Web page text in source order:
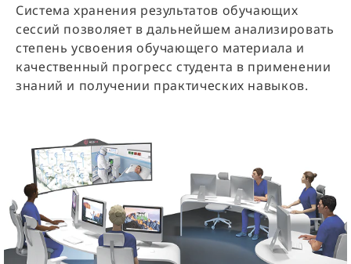
Система хранения результатов обучающих
сессий позволяет в дальнейшем анализировать
степень усвоения обучающего материала и
качественный прогресс студента в применении
знаний и получении практических навыков.